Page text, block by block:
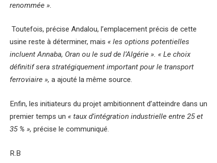
renommée ».
Toutefois, précise Andalou, l’emplacement précis de cette
usine reste à déterminer, mais « les options potentielles
incluent Annaba, Oran ou le sud de l’Algérie ». « Le choix
définitif sera stratégiquement important pour le transport
ferroviaire », a ajouté la même source.
Enfin, les initiateurs du projet ambitionnent d’atteindre dans un
premier temps un « taux d’intégration industrielle entre 25 et
35 % », précise le communiqué.
R.B